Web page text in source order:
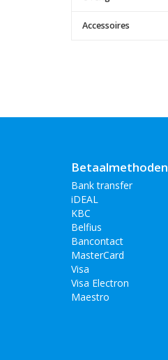
Accessoires
Betaalmethoden
Bank transfer
iDEAL
KBC
Belfius
Bancontact
MasterCard
Visa
Visa Electron
Maestro